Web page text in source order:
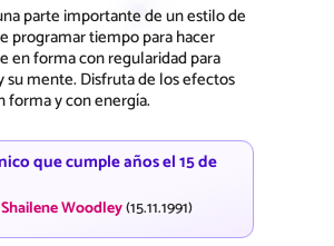
parte importante de un estilo de
programar tiempo para hacer
en forma con regularidad para
mente. Disfruta de los efectos
forma y con energía.
que cumple años el 15 de
Shailene Woodley(15.11.1991)